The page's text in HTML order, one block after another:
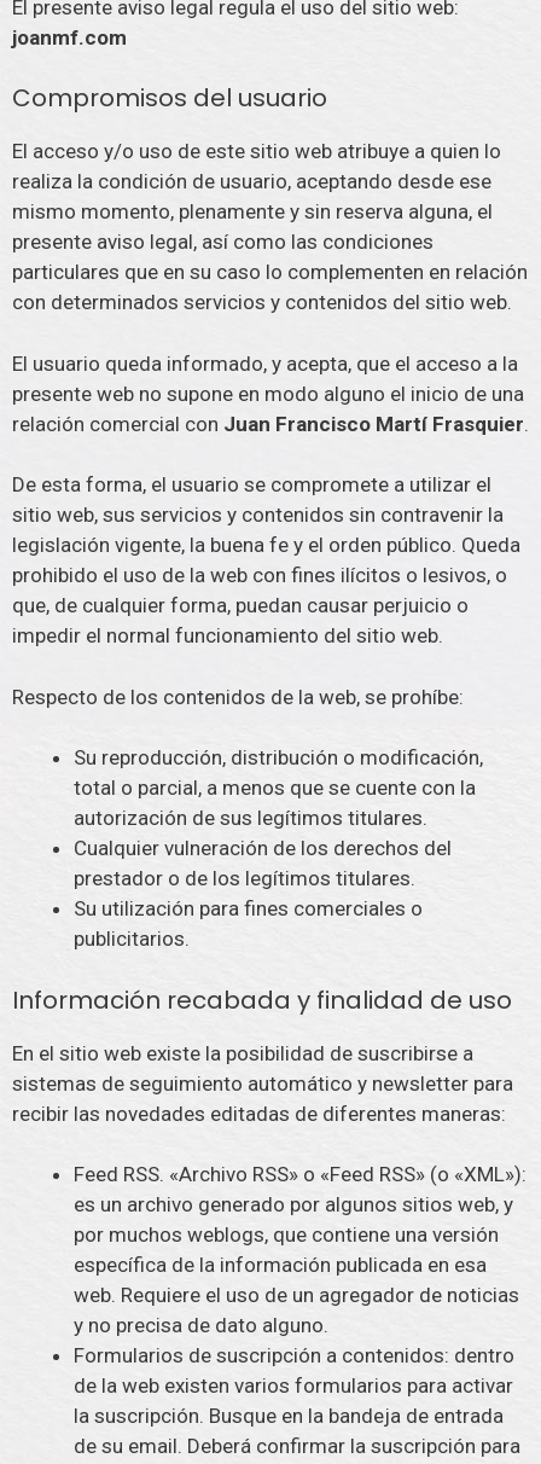
El presente aviso legal regula el uso del sitio web:
joanmf.com
Compromisos del usuario
El acceso y/o uso de este sitio web atribuye a quien lo
realiza la condición de usuario, aceptando desde ese
mismo momento, plenamente y sin reserva alguna, el
presente aviso legal, así como las condiciones
particulares que en su caso lo complementen en relación
con determinados servicios y contenidos del sitio web.
El usuario queda informado, y acepta, que el acceso a la
presente web no supone en modo alguno el inicio de una
relación comercial con Juan Francisco Martí Frasquier.
De esta forma, el usuario se compromete a utilizar el
sitio web, sus servicios y contenidos sin contravenir la
legislación vigente, la buena fe y el orden público. Queda
prohibido el uso de la web con fines ilícitos o lesivos, o
que, de cualquier forma, puedan causar perjuicio o
impedir el normal funcionamiento del sitio web.
Respecto de los contenidos de la web, se prohíbe:
Su reproducción, distribución o modificación,
total o parcial, a menos que se cuente con la
autorización de sus legítimos titulares.
Cualquier vulneración de los derechos del
prestador o de los legítimos titulares.
Su utilización para fines comerciales o
publicitarios.
Información recabada y finalidad de uso
En el sitio web existe la posibilidad de suscribirse a
sistemas de seguimiento automático y newsletter para
recibir las novedades editadas de diferentes maneras:
Feed RSS. «Archivo RSS» o «Feed RSS» (o «XML»):
es un archivo generado por algunos sitios web, y
por muchos weblogs, que contiene una versión
específica de la información publicada en esa
web. Requiere el uso de un agregador de noticias
y no precisa de dato alguno.
Formularios de suscripción a contenidos: dentro
de la web existen varios formularios para activar
la suscripción. Busque en la bandeja de entrada
de su email. Deberá confirmar la suscripción para